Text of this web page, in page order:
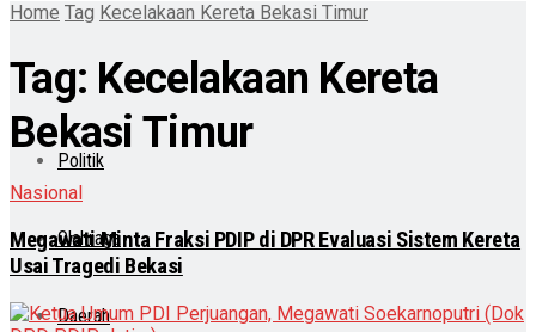
Politik
Olahraga
Daerah
Home Tag Kecelakaan Kereta Bekasi Timur
Tag: Kecelakaan Kereta
Bekasi Timur
Nasional
Megawati Minta Fraksi PDIP di DPR Evaluasi Sistem Kereta
Usai Tragedi Bekasi